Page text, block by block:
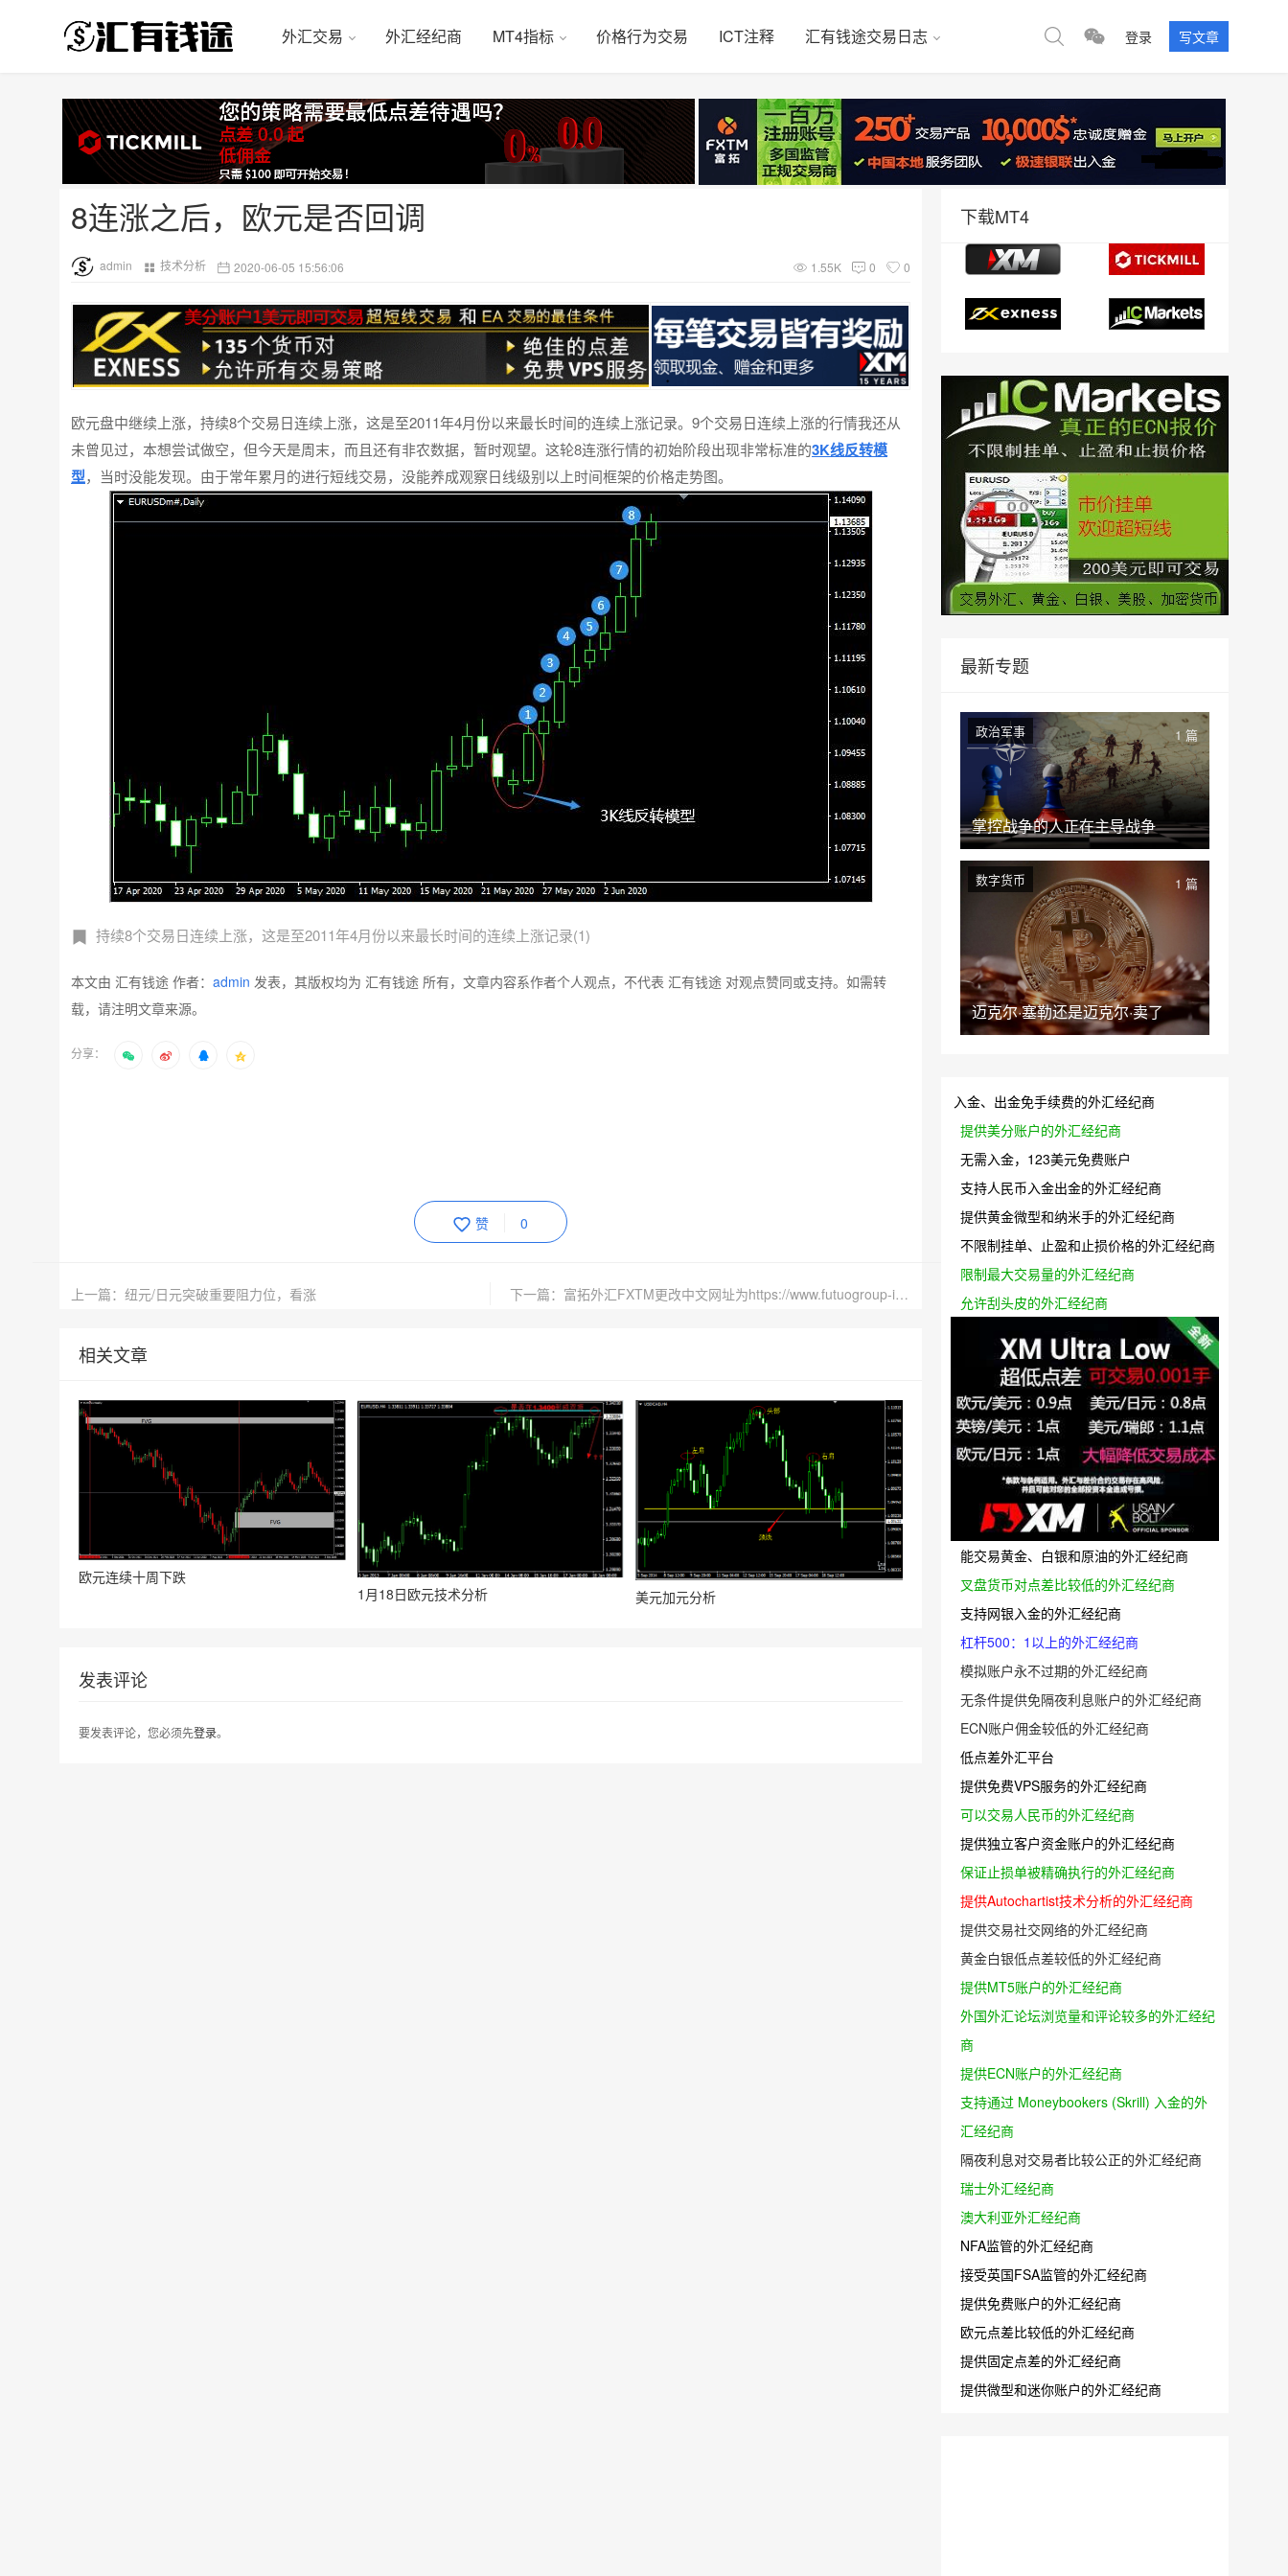
外汇交易 外汇经纪商 MT4指标 价格行为交易 ICT注释 汇有钱途交易日志 登录 写文章
8连涨之后，欧元是否回调
admin 技术分析 2020-06-05 15:56:06 1.55K 0 0
欧元盘中继续上涨，持续8个交易日连续上涨，这是至2011年4月份以来最长时间的连续上涨记录。9个交易日连续上涨的行情我还从
未曾见过，本想尝试做空，但今天是周末，而且还有非农数据，暂时观望。这轮8连涨行情的初始阶段出现非常标准的3K线反转模
型，当时没能发现。由于常年累月的进行短线交易，没能养成观察日线级别以上时间框架的价格走势图。
持续8个交易日连续上涨，这是至2011年4月份以来最长时间的连续上涨记录(1)
本文由 汇有钱途 作者： admin 发表，其版权均为 汇有钱途 所有，文章内容系作者个人观点，不代表 汇有钱途 对观点赞同或支持。如需转
载，请注明文章来源。
分享：
赞 0
上一篇：纽元/日元突破重要阻力位，看涨 下一篇：富拓外汇FXTM更改中文网址为https://www.futuogroup-intl.com/
相关文章
欧元连续十周下跌
1月18日欧元技术分析
美元加元分析
发表评论
要发表评论，您必须先登录。
下载MT4
最新专题
掌控战争的人正在主导战争
政治军事 1 篇
迈克尔·塞勒还是迈克尔·卖了
数字货币 1 篇
入金、出金免手续费的外汇经纪商
提供美分账户的外汇经纪商
无需入金，123美元免费账户
支持人民币入金出金的外汇经纪商
提供黄金微型和纳米手的外汇经纪商
不限制挂单、止盈和止损价格的外汇经纪商
限制最大交易量的外汇经纪商
允许刮头皮的外汇经纪商
能交易黄金、白银和原油的外汇经纪商
叉盘货币对点差比较低的外汇经纪商
支持网银入金的外汇经纪商
杠杆500：1以上的外汇经纪商
模拟账户永不过期的外汇经纪商
无条件提供免隔夜利息账户的外汇经纪商
ECN账户佣金较低的外汇经纪商
低点差外汇平台
提供免费VPS服务的外汇经纪商
可以交易人民币的外汇经纪商
提供独立客户资金账户的外汇经纪商
保证止损单被精确执行的外汇经纪商
提供Autochartist技术分析的外汇经纪商
提供交易社交网络的外汇经纪商
黄金白银低点差较低的外汇经纪商
提供MT5账户的外汇经纪商
外国外汇论坛浏览量和评论较多的外汇经纪
商
提供ECN账户的外汇经纪商
支持通过 Moneybookers (Skrill) 入金的外
汇经纪商
隔夜利息对交易者比较公正的外汇经纪商
瑞士外汇经纪商
澳大利亚外汇经纪商
NFA监管的外汇经纪商
接受英国FSA监管的外汇经纪商
提供免费账户的外汇经纪商
欧元点差比较低的外汇经纪商
提供固定点差的外汇经纪商
提供微型和迷你账户的外汇经纪商